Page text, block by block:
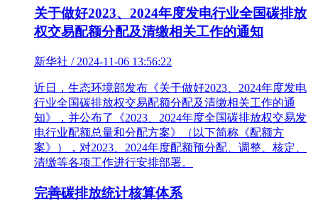
关于做好2023、2024年度发电行业全国碳排放
权交易配额分配及清缴相关工作的通知
新华社 / 2024-11-06 13:56:22
近日，生态环境部发布《关于做好2023、2024年度发电
行业全国碳排放权交易配额分配及清缴相关工作的通
知》，并公布了《2023、2024年度全国碳排放权交易发
电行业配额总量和分配方案》（以下简称《配额方
案》），对2023、2024年度配额预分配、调整、核定、
清缴等各项工作进行安排部署。
完善碳排放统计核算体系